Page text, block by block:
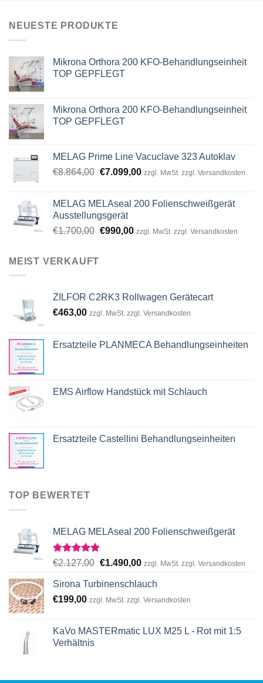
NEUESTE PRODUKTE
Mikrona Orthora 200 KFO-Behandlungseinheit
TOP GEPFLEGT
Mikrona Orthora 200 KFO-Behandlungseinheit
TOP GEPFLEGT
MELAG Prime Line Vacuclave 323 Autoklav
€8.864,00 Original
€8.864,00.
€7.099,00Current
€7.099,00.
zzgl. MwSt. zzgl. Versandkosten
MELAG MELAseal 200 Folienschweißgerät
Ausstellungsgerät
€1.700,00 Original
€990,00Current
zzgl. MwSt. zzgl. Versandkosten
MEIST VERKAUFT
ZILFOR C2RK3 Rollwagen Gerätecart
€463,00 zzgl. MwSt. zzgl. Versandkosten
Ersatzteile PLANMECA Behandlungseinheiten
EMS Airflow Handstück mit Schlauch
Ersatzteile Castellini Behandlungseinheiten
TOP BEWERTET
MELAG MELAseal 200 Folienschweißgerät
Rated5.00
€2.127,00 Original
was:
€2.127,00.
€1.490,00Current
is:
€1.490,00.
zzgl. MwSt. zzgl. Versandkosten
Sirona Turbinenschlauch
€199,00 zzgl. MwSt. zzgl. Versandkosten
KaVo MASTERmatic LUX M25 L - Rot mit 1:5
Verhältnis